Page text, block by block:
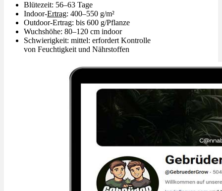
Blütezeit: 56–63 Tage
Indoor-Ertrag: 400–550 g/m²
Outdoor-Ertrag: bis 600 g/Pflanze
Wuchshöhe: 80–120 cm indoor
Schwierigkeit: mittel: erfordert Kontrolle
von Feuchtigkeit und Nährstoffen